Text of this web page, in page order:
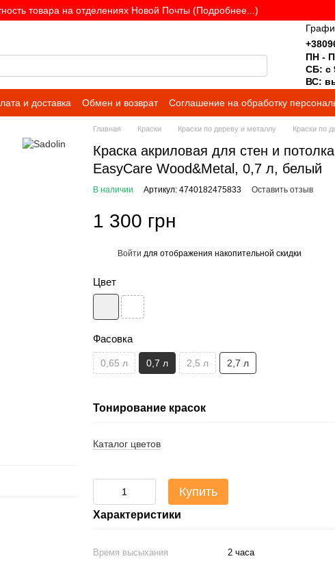
товара на отделениях Новой Почты (Подробнее...)
ПН -
СБ: с
ВС:
и доставка Обмен и возврат
Соглашение на обработку
Главная Краски Краски по дереву и металлу Краски по
Краска акриловая для стен и
EasyCare Wood&Metal, 0,7 л, белый
В наличии Артикул: 4740182475833 Оставить отзыв
1 300 грн
Войти для отображения накопительной скидки
Цвет
Фасовка
0,65 л 0,7 л 2,5 л 2,7 л
Тонирование красок
Каталог цветов
Купить
Характеристики
Время высыхания
2 часа